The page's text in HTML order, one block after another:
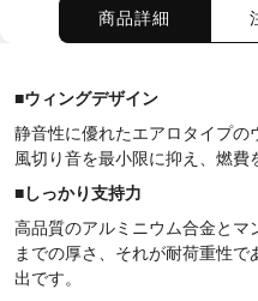
商品詳細
■ウィングデザイン
静音性に優れたエアロタイプの
風切り音を最小限に抑え、燃費
■しっかり支持力
高品質のアルミニウム合金と
までの厚さ、それが耐荷重性
出です。